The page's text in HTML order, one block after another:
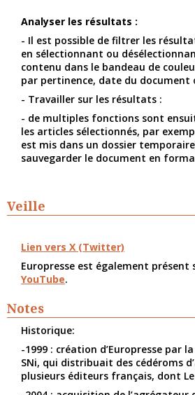
Analyser les résultats :
- Il est possible de filtrer les
en sélectionnant ou
contenu dans le bandeau de
par pertinence, date du document
- Travailler sur les résultats :
- de multiples fonctions sont
les articles sélectionnés, par
est mis dans un dossier
sauvegarder le document en
Veille
Lien vers X (Twitter)
Europresse est également présent
YouTube.
Notes
Historique:
-1999 : création d’Europresse par
SNi, qui distribuait des cédéroms
plusieurs éditeurs français, dont